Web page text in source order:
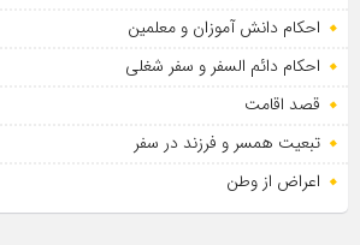
احکام دانش آموزان و معلمین
احکام دائم السفر و سفر شغلی
قصد اقامت
تبعیت همسر و فرزند در سفر
اعراض از وطن